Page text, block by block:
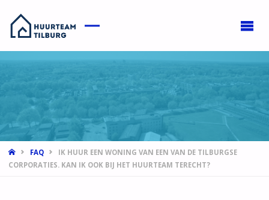
HOMEFAQ
IK HUUR EEN WONING VAN EEN VAN DE TILBURGSE
CORPORATIES. KAN IK OOK BIJ HET HUURTEAM TERECHT?